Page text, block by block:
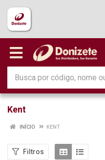
Kent
INÍCIO KENT
Filtros